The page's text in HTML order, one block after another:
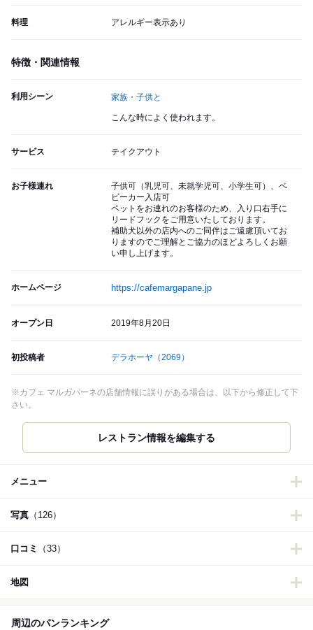
料理 アレルギー表示あり
特徴・関連情報
利用シーン 家族・子供と
こんな時によく使われます。
サービス テイクアウト
お子様連れ
子供可（乳児可、未就学児可、小学生可）、ベ
ビーカー入店可
ペットをお連れのお客様のため、入り口右手に
リードフックをご用意いたしております。
補助犬以外の店内へのご同伴はご遠慮頂いてお
りますのでご理解とご協力のほどよろしくお願
い申し上げます。
ホームページ https://cafemargapane.jp
オープン日 2019年8月20日
初投稿者 デラホーヤ （2069）
※カフェ マルガパーネの店舗情報に誤りがある場合は、以下から修正して下
さい。
レストラン情報を編集する
メニュー
写真 （126）
口コミ （33）
地図
周辺のパンランキング